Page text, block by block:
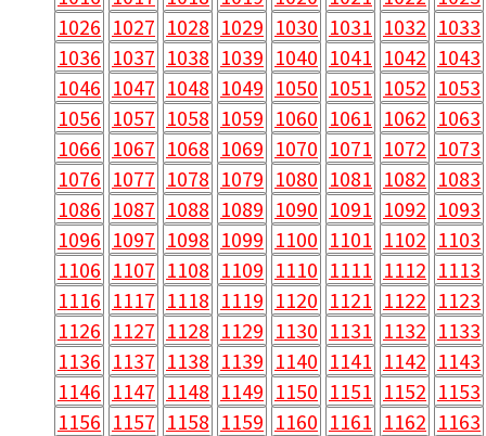
1026 1027 1028 1029 1030 1031 1032 1033
1036 1037 1038 1039 1040 1041 1042 1043
1046 1047 1048 1049 1050 1051 1052 1053
1056 1057 1058 1059 1060 1061 1062 1063
1066 1067 1068 1069 1070 1071 1072 1073
1076 1077 1078 1079 1080 1081 1082 1083
1086 1087 1088 1089 1090 1091 1092 1093
1096 1097 1098 1099 1100 1101 1102 1103
1106 1107 1108 1109 1110 1111 1112 1113
1116 1117 1118 1119 1120 1121 1122 1123
1126 1127 1128 1129 1130 1131 1132 1133
1136 1137 1138 1139 1140 1141 1142 1143
1146 1147 1148 1149 1150 1151 1152 1153
1156 1157 1158 1159 1160 1161 1162 1163